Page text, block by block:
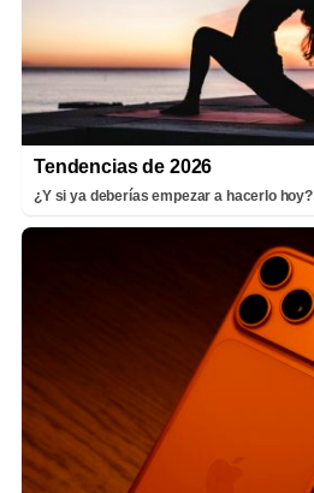
Tendencias de 2026
¿Y si ya deberías empezar a hacerlo hoy?